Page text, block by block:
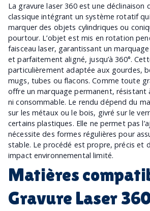
La gravure laser 360 est une déclinaison
classique intégrant un système rotatif
marquer des objets cylindriques ou
pourtour. L’objet est mis en rotation
faisceau laser, garantissant un
et parfaitement aligné, jusqu’à 360°.
particulièrement adaptée aux gourdes,
mugs, tubes ou flacons. Comme toute
offre un marquage permanent, résistant
ni consommable. Le rendu dépend du
sur les métaux ou le bois, givré sur le
certains plastiques. Elle ne permet pas
nécessite des formes régulières pour
stable. Le procédé est propre, précis et
impact environnemental limité.
Matières
Gravure Laser